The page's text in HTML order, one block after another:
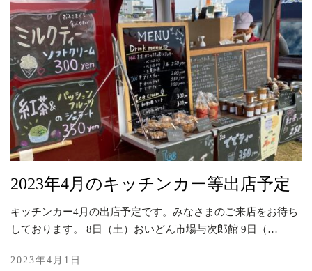
2023年4月のキッチンカー等出店予定
キッチンカー4月の出店予定です。みなさまのご来店をお待ち
しております。 8日（土）おいどん市場与次郎館 9日（…
2023年4月1日